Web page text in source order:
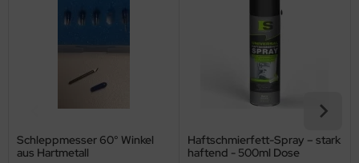
Schleppmesser 60° Winkel
aus Hartmetall
Haftschmierfett-Spray – stark
haftend - 500ml Dose